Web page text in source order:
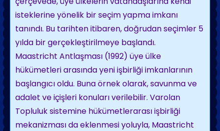
isteklerine yönelik bir seçim yapma imkanı
tanındı. Bu tarihten itibaren, doğrudan seçimler 5
yılda bir gerçekleştirilmeye başlandı.
Maastricht Antlaşması (1992) üye ülke
hükümetleri arasında yeni işbirliği imkanlarının
başlangıcı oldu. Buna örnek olarak, savunma ve
adalet ve içişleri konuları verilebilir. Varolan
Topluluk sistemine hükümetlerarası işbirliği
mekanizması da eklenmesi yoluyla, Maastricht